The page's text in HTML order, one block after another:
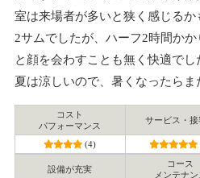
室は来場者が多いと狭く感じるか
2サムでしたが、ハーフ2時間か
と顔を会わすことも無く快適でし
夏は涼しいので、暑くなったらま
コスト
パフォーマンス
サービス・接
(4)
設備が充実
コース
メンテナン